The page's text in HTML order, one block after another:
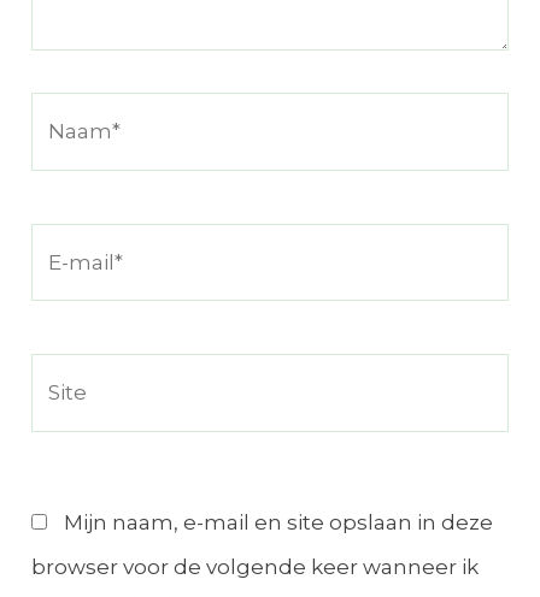
Mijn naam, e-mail en site opslaan in deze
browser voor de volgende keer wanneer ik